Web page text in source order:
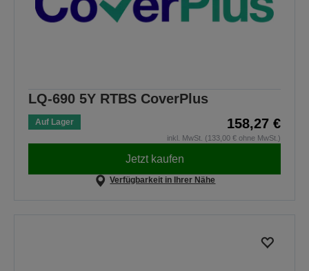
LQ-690 5Y RTBS CoverPlus
Auf Lager 158,27 €
inkl. MwSt. (133,00 € ohne MwSt.)
Jetzt kaufen
Verfügbarkeit in Ihrer Nähe